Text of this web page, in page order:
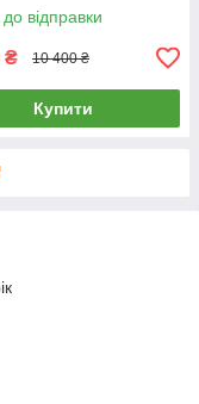
відправки
₴ 10 400 ₴
Купити